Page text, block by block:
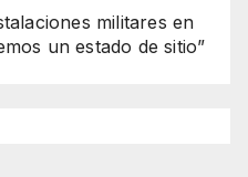
militares en
un estado de sitio”